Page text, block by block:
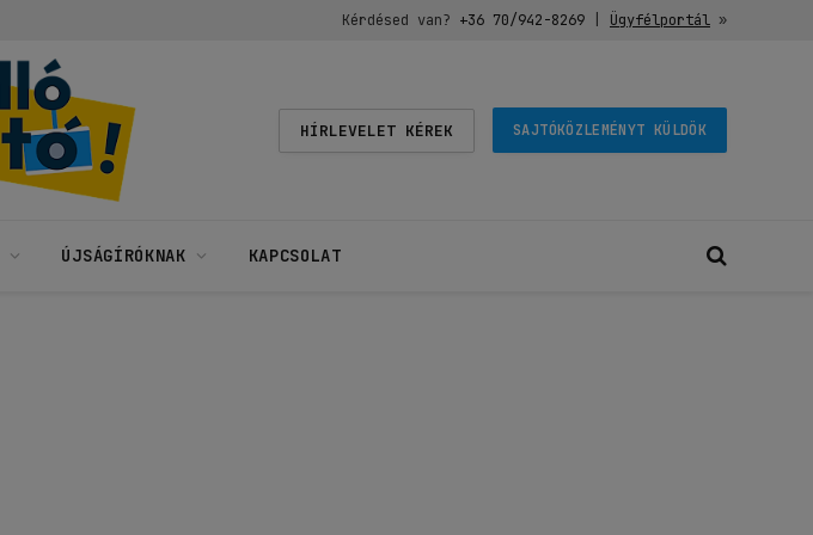
Kérdésed van? +36 70/942-8269| Ügyfélportál»
HÍRLEVELET KÉREK SAJTÓKÖZLEMÉNYT KÜLDÖK
ÚJSÁGÍRÓKNAK KAPCSOLAT